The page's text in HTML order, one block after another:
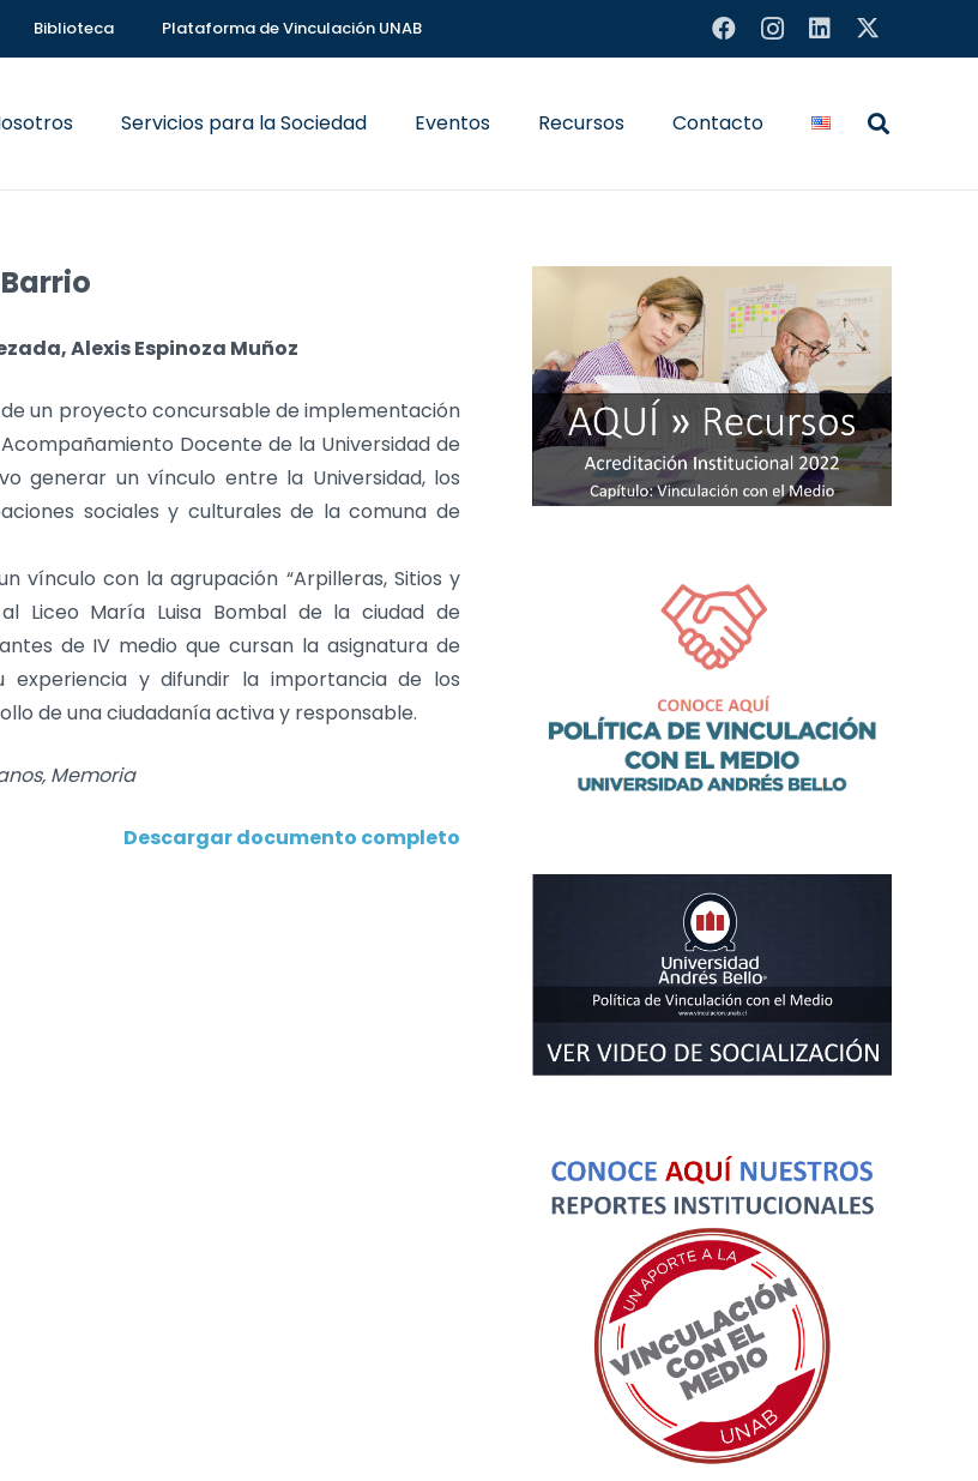
Biblioteca Plataforma de Vinculación UNAB
Servicios para la Sociedad Eventos Recursos Contacto
Alexis Espinoza Muñoz
un proyecto concursable de implementación
Docente de la Universidad de
generar un vínculo entre la Universidad, los
sociales y culturales de la comuna de
vínculo con la agrupación “Arpilleras, Sitios y
Liceo María Luisa Bombal de la ciudad de
de IV medio que cursan la asignatura de
y difundir la importancia de los
de una ciudadanía activa y responsable.
Memoria
Descargar documento completo